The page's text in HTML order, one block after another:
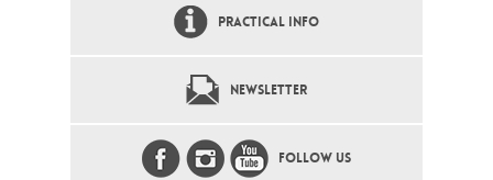
PRACTICAL INFO
NEWSLETTER
FOLLOW US